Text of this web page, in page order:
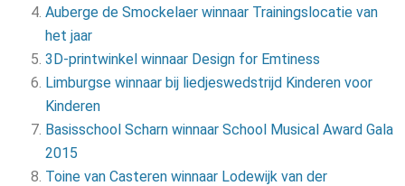
Auberge de Smockelaer winnaar Trainingslocatie van
het jaar
3D-printwinkel winnaar Design for Emtiness
Limburgse winnaar bij liedjeswedstrijd Kinderen voor
Kinderen
Basisschool Scharn winnaar School Musical Award Gala
2015
Toine van Casteren winnaar Lodewijk van der